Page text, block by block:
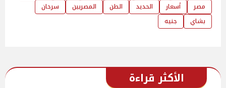
مصر
أسعار الحديد الطن المصريين
سرحان
بشاي
جنيه
الأكثر قراءة